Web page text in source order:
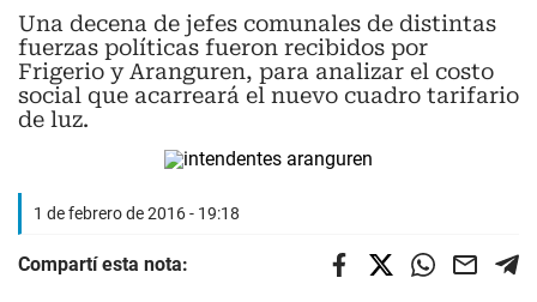
Una decena de jefes comunales de distintas
fuerzas políticas fueron recibidos por
Frigerio y Aranguren, para analizar el costo
social que acarreará el nuevo cuadro tarifario
de luz.
1 de febrero de 2016 - 19:18
Compartí esta nota: